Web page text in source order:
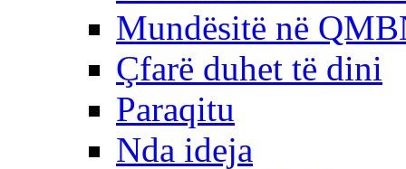
Mundësitë në
Çfarë duhet të dini
Paraqitu
Nda ideja